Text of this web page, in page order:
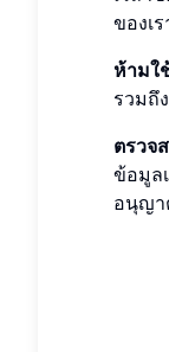
ของเ
ห้ามใ
รวมถึ
ตรวจ
ข้อมูล
อนุญา